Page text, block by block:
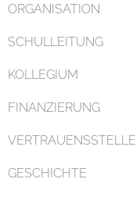
ORGANISATION
SCHULLEITUNG
KOLLEGIUM
FINANZIERUNG
VERTRAUENSSTELLE
GESCHICHTE